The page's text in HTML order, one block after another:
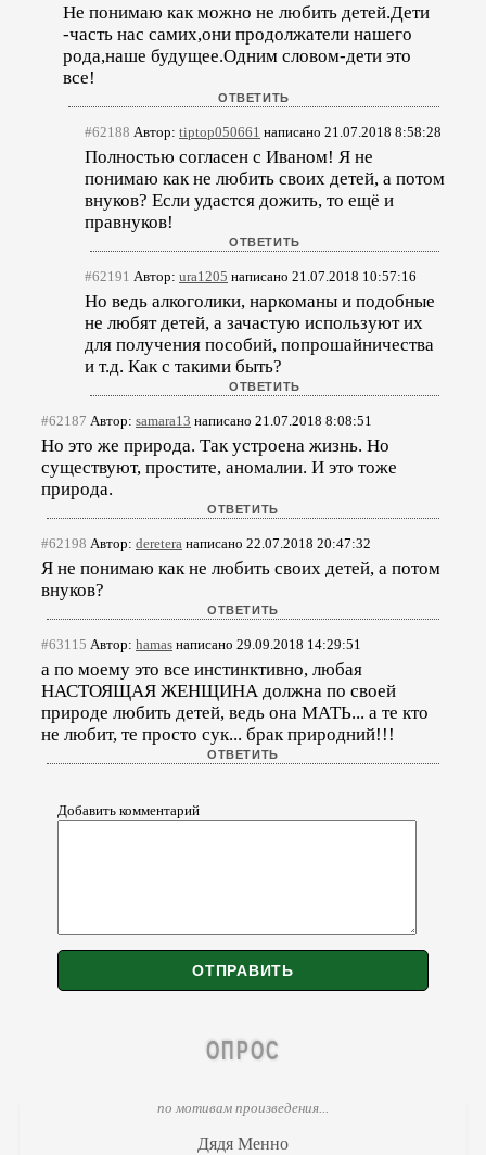
Не понимаю как можно не любить детей.Дети
-часть нас самих,они продолжатели нашего
рода,наше будущее.Одним словом-дети это
все!
#62188 Автор: tiptop050661 написано 21.07.2018 8:58:28
Полностью согласен с Иваном! Я не
понимаю как не любить своих детей, а потом
внуков? Если удастся дожить, то ещё и
правнуков!
#62191 Автор: ura1205 написано 21.07.2018 10:57:16
Но ведь алкоголики, наркоманы и подобные
не любят детей, а зачастую используют их
для получения пособий, попрошайничества
и т.д. Как с такими быть?
#62187 Автор: samara13 написано 21.07.2018 8:08:51
Но это же природа. Так устроена жизнь. Но
существуют, простите, аномалии. И это тоже
природа.
#62198 Автор: deretera написано 22.07.2018 20:47:32
Я не понимаю как не любить своих детей, а потом
внуков?
#63115 Автор: hamas написано 29.09.2018 14:29:51
а по моему это все инстинктивно, любая
НАСТОЯЩАЯ ЖЕНЩИНА должна по своей
природе любить детей, ведь она МАТЬ... а те кто
не любит, те просто сук... брак природний!!!
Добавить комментарий
ОПРОС
по мотивам произведения...
Дядя Менно